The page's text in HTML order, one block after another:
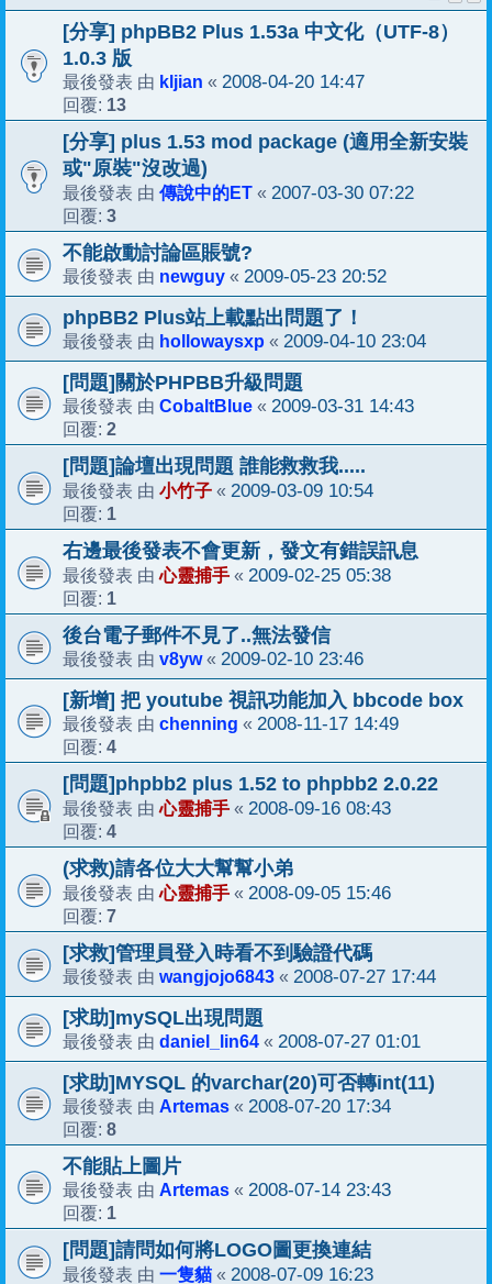
[分享] phpBB2 Plus 1.53a 中文化（UTF-8）
1.0.3 版
最後發表 由 kljian « 2008-04-20 14:47
回覆: 13
[分享] plus 1.53 mod package (適用全新安裝
或"原裝"沒改過)
最後發表 由 傳說中的ET « 2007-03-30 07:22
回覆: 3
不能啟動討論區賬號?
最後發表 由 newguy « 2009-05-23 20:52
phpBB2 Plus站上載點出問題了！
最後發表 由 hollowaysxp « 2009-04-10 23:04
[問題]關於PHPBB升級問題
最後發表 由 CobaltBlue « 2009-03-31 14:43
回覆: 2
[問題]論壇出現問題 誰能救救我.....
最後發表 由 小竹子 « 2009-03-09 10:54
回覆: 1
右邊最後發表不會更新，發文有錯誤訊息
最後發表 由心靈捕手 « 2009-02-25 05:38
回覆: 1
後台電子郵件不見了..無法發信
最後發表 由 v8yw« 2009-02-10 23:46
[新增] 把 youtube 視訊功能加入 bbcode box
最後發表 由 chenning « 2008-11-17 14:49
回覆: 4
[問題]phpbb2 plus 1.52 to phpbb2 2.0.22
最後發表 由心靈捕手 « 2008-09-16 08:43
回覆: 4
(求救)請各位大大幫幫小弟
最後發表 由心靈捕手 « 2008-09-05 15:46
回覆: 7
[求救]管理員登入時看不到驗證代碼
最後發表 由 wangjojo6843 « 2008-07-27 17:44
[求助]mySQL出現問題
最後發表 由 daniel_lin64 « 2008-07-27 01:01
[求助]MYSQL 的varchar(20)可否轉int(11)
最後發表 由 Artemas « 2008-07-20 17:34
回覆: 8
不能貼上圖片
最後發表 由 Artemas « 2008-07-14 23:43
回覆: 1
[問題]請問如何將LOGO圖更換連結
最後發表 由 一隻貓 « 2008-07-09 16:23